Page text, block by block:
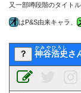
又一部噂段階のタイトル
はP&S由来キャラ、
？ 神谷浩史
かみやひろし
さ